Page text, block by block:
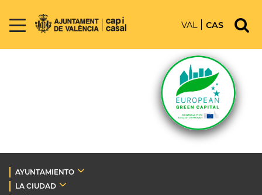
VAL CAS
AYUNTAMIENTO
LA CIUDAD